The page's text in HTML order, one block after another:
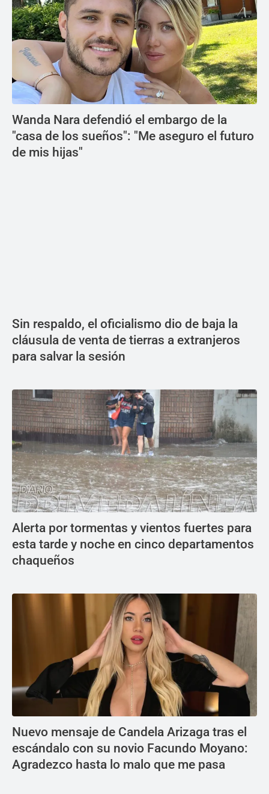
Wanda Nara defendió el embargo de la
"casa de los sueños": "Me aseguro el futuro
de mis hijas"
Sin respaldo, el oficialismo dio de baja la
cláusula de venta de tierras a extranjeros
para salvar la sesión
Alerta por tormentas y vientos fuertes para
esta tarde y noche en cinco departamentos
chaqueños
Nuevo mensaje de Candela Arizaga tras el
escándalo con su novio Facundo Moyano:
Agradezco hasta lo malo que me pasa